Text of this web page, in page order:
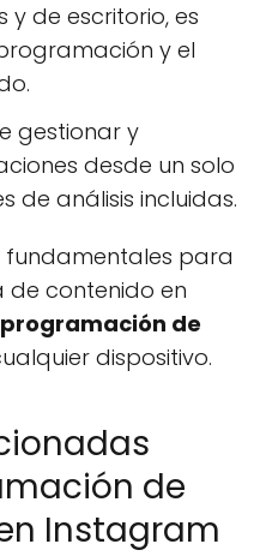
y de escritorio, es
y el
gestionar y
desde un solo
de análisis incluidas.
fundamentales para
de contenido en
programación de
dispositivo.
de
Instagram